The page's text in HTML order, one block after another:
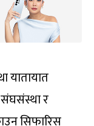
यातायात
र
सिफारिस